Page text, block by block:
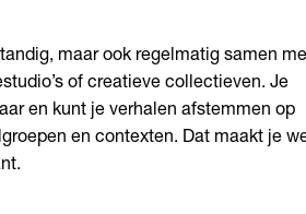
maar ook regelmatig samen
of creatieve collectieven. Je
en kunt je verhalen afstemmen op
en contexten. Dat maakt je